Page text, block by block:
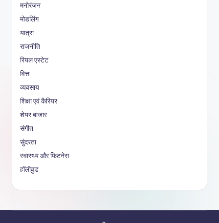
मनोरंजन
मोडलिंग
यात्रा
राजनीति
रियल एस्टेट
वित्त
व्यवसाय
शिक्षा एवं कैरियर
शेयर बाजार
संगीत
सुंदरता
स्वास्थ्य और फिटनेस
हॉलीवुड